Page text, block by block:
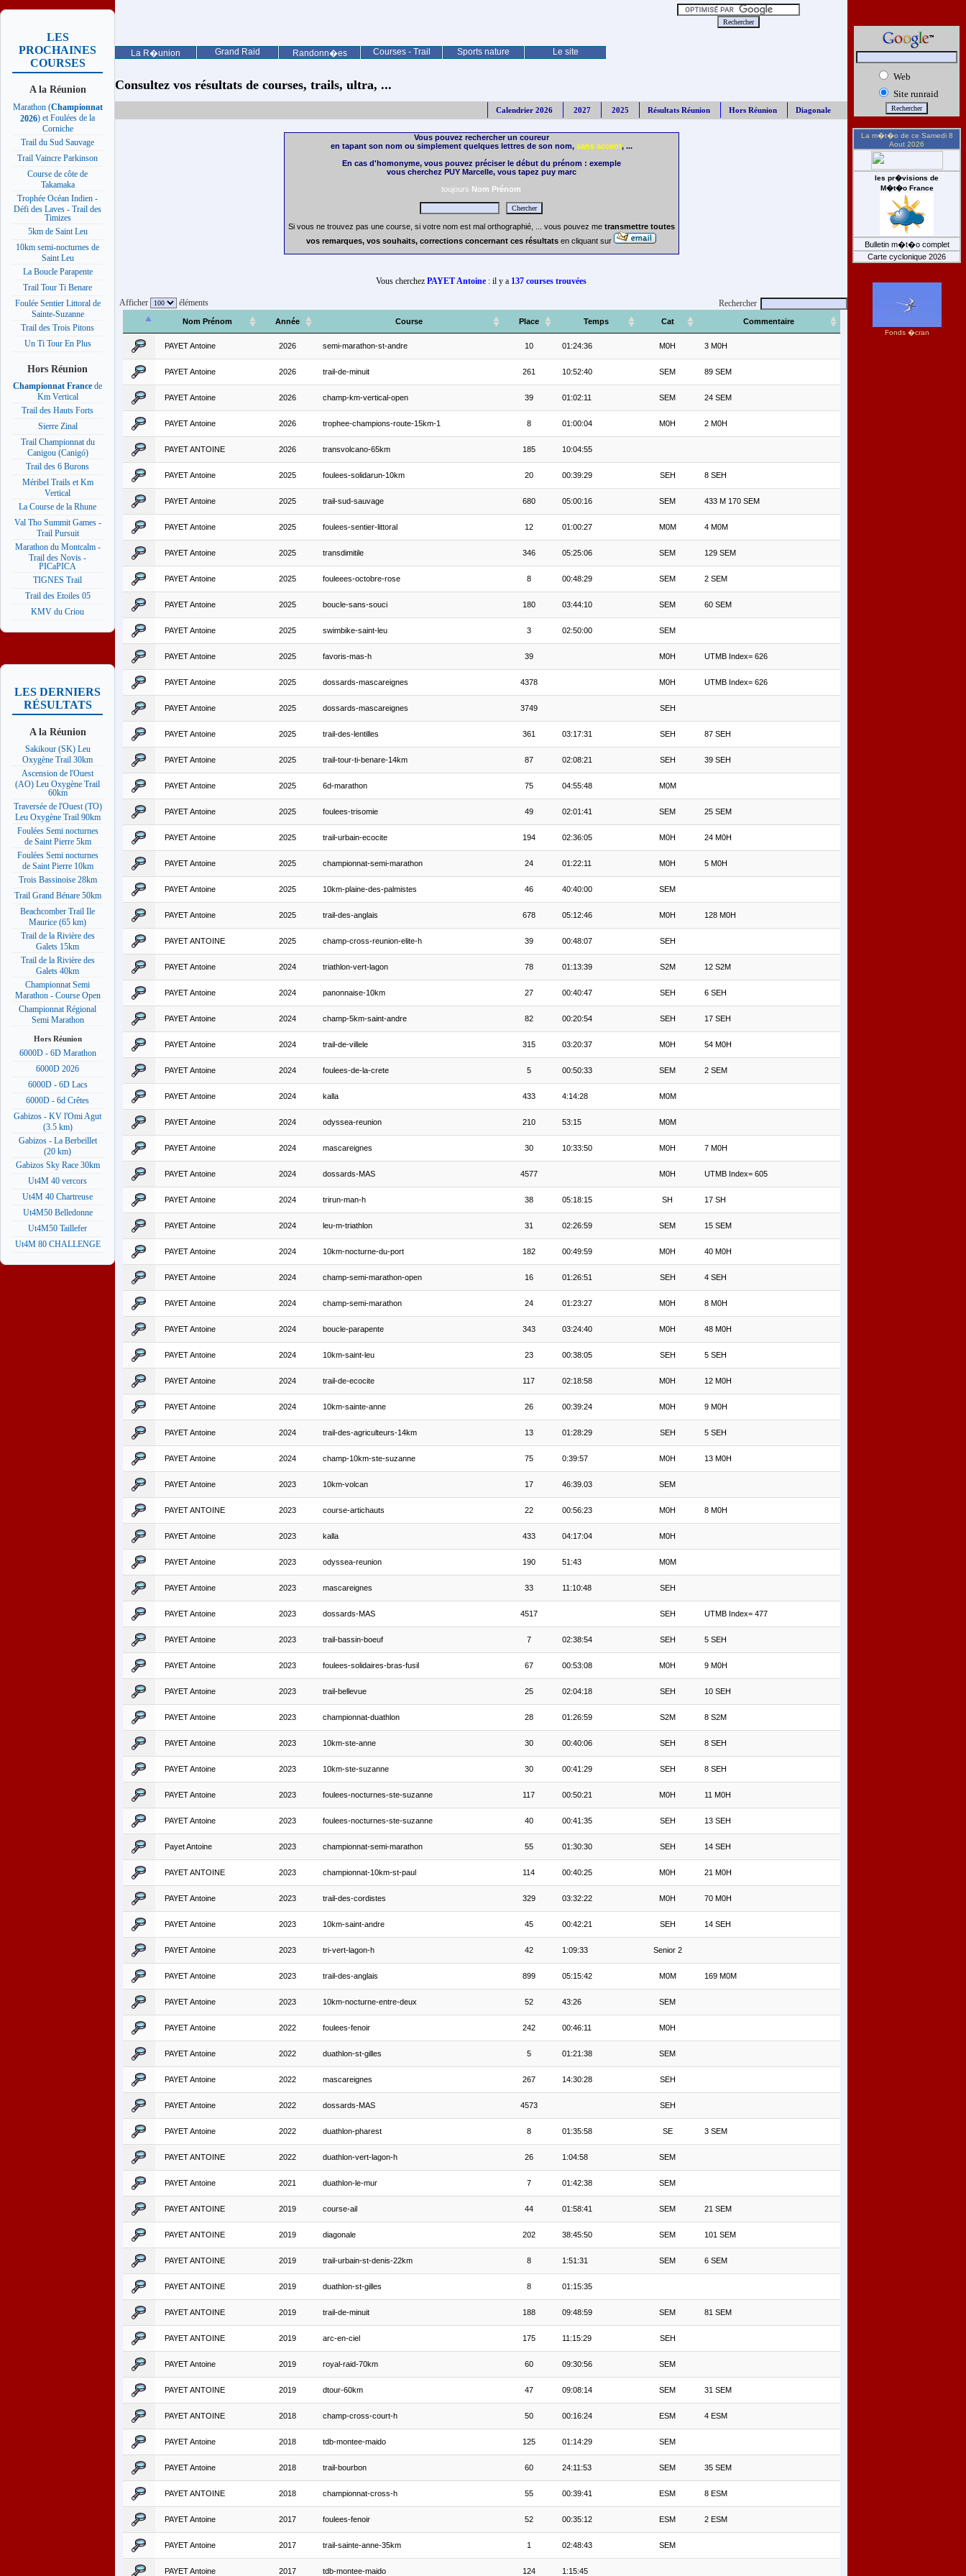
La R�union Grand Raid Randonn�es Courses - Trail Sports nature Le site
LES
PROCHAINES
COURSES
A la Réunion
Marathon (Championnat
2026) et Foulées de la
Corniche
Trail du Sud Sauvage
Trail Vaincre Parkinson
Course de côte de
Takamaka
Trophée Océan Indien -
Défi des Laves - Trail des
Timizes
5km de Saint Leu
10km semi-nocturnes de
Saint Leu
La Boucle Parapente
Trail Tour Ti Benare
Foulée Sentier Littoral de
Sainte-Suzanne
Trail des Trois Pitons
Un Ti Tour En Plus
Hors Réunion
Championnat France de
Km Vertical
Trail des Hauts Forts
Sierre Zinal
Trail Championnat du
Canigou (Canigó)
Trail des 6 Burons
Méribel Trails et Km
Vertical
La Course de la Rhune
Val Tho Summit Games -
Trail Pursuit
Marathon du Montcalm -
Trail des Novis -
PICaPICA
TIGNES Trail
Trail des Etoiles 05
KMV du Criou
LES DERNIERS
RÉSULTATS
A la Réunion
Sakikour (SK) Leu
Oxygène Trail 30km
Ascension de l'Ouest
(AO) Leu Oxygène Trail
60km
Traversée de l'Ouest (TO)
Leu Oxygène Trail 90km
Foulées Semi nocturnes
de Saint Pierre 5km
Foulées Semi nocturnes
de Saint Pierre 10km
Trois Bassinoise 28km
Trail Grand Bénare 50km
Beachcomber Trail Ile
Maurice (65 km)
Trail de la Rivière des
Galets 15km
Trail de la Rivière des
Galets 40km
Championnat Semi
Marathon - Course Open
Championnat Régional
Semi Marathon
Hors Réunion
6000D - 6D Marathon
6000D 2026
6000D - 6D Lacs
6000D - 6d Crêtes
Gabizos - KV l'Omi Agut
(3.5 km)
Gabizos - La Berbeillet
(20 km)
Gabizos Sky Race 30km
Ut4M 40 vercors
Ut4M 40 Chartreuse
Ut4M50 Belledonne
Ut4M50 Taillefer
Ut4M 80 CHALLENGE
Consultez vos résultats de courses, trails, ultra, ...
Calendrier 2026 2027 2025 Résultats Réunion Hors Réunion Diagonale
Vous pouvez rechercher un coureur
en tapant son nom ou simplement quelques lettres de son nom, sans accent, ...
En cas d'homonyme, vous pouvez préciser le début du prénom : exemple
vous cherchez PUY Marcelle, vous tapez puy marc
toujours Nom Prénom
Si vous ne trouvez pas une course, si votre nom est mal orthographié, ... vous pouvez me transmettre toutes
vos remarques, vos souhaits, corrections concernant ces résultats en cliquant sur
Vous cherchez PAYET Antoine : il y a 137 courses trouvées
Afficher éléments Rechercher
Nom Prénom Année Course Place Temps Cat Commentaire
PAYET Antoine 2026 semi-marathon-st-andre 10 01:24:36 M0H 3 M0H
PAYET Antoine 2026 trail-de-minuit 261 10:52:40 SEM 89 SEM
PAYET Antoine 2026 champ-km-vertical-open 39 01:02:11 SEM 24 SEM
PAYET Antoine 2026 trophee-champions-route-15km-1 8 01:00:04 M0H 2 M0H
PAYET ANTOINE 2026 transvolcano-65km 185 10:04:55
PAYET Antoine 2025 foulees-solidarun-10km 20 00:39:29 SEH 8 SEH
PAYET Antoine 2025 trail-sud-sauvage 680 05:00:16 SEM 433 M 170 SEM
PAYET Antoine 2025 foulees-sentier-littoral 12 01:00:27 M0M 4 M0M
PAYET Antoine 2025 transdimitile 346 05:25:06 SEM 129 SEM
PAYET Antoine 2025 fouleees-octobre-rose 8 00:48:29 SEM 2 SEM
PAYET Antoine 2025 boucle-sans-souci 180 03:44:10 SEM 60 SEM
PAYET Antoine 2025 swimbike-saint-leu 3 02:50:00 SEM
PAYET Antoine 2025 favoris-mas-h 39 M0H UTMB Index= 626
PAYET Antoine 2025 dossards-mascareignes 4378 M0H UTMB Index= 626
PAYET Antoine 2025 dossards-mascareignes 3749 SEH
PAYET Antoine 2025 trail-des-lentilles 361 03:17:31 SEH 87 SEH
PAYET Antoine 2025 trail-tour-ti-benare-14km 87 02:08:21 SEH 39 SEH
PAYET Antoine 2025 6d-marathon 75 04:55:48 M0M
PAYET Antoine 2025 foulees-trisomie 49 02:01:41 SEM 25 SEM
PAYET Antoine 2025 trail-urbain-ecocite 194 02:36:05 M0H 24 M0H
PAYET Antoine 2025 championnat-semi-marathon 24 01:22:11 M0H 5 M0H
PAYET Antoine 2025 10km-plaine-des-palmistes 46 40:40:00 SEM
PAYET Antoine 2025 trail-des-anglais 678 05:12:46 M0H 128 M0H
PAYET ANTOINE 2025 champ-cross-reunion-elite-h 39 00:48:07 SEH
PAYET Antoine 2024 triathlon-vert-lagon 78 01:13:39 S2M 12 S2M
PAYET Antoine 2024 panonnaise-10km 27 00:40:47 SEH 6 SEH
PAYET Antoine 2024 champ-5km-saint-andre 82 00:20:54 SEH 17 SEH
PAYET Antoine 2024 trail-de-villele 315 03:20:37 M0H 54 M0H
PAYET Antoine 2024 foulees-de-la-crete 5 00:50:33 SEM 2 SEM
PAYET Antoine 2024 kalla 433 4:14:28 M0M
PAYET Antoine 2024 odyssea-reunion 210 53:15 M0M
PAYET Antoine 2024 mascareignes 30 10:33:50 M0H 7 M0H
PAYET Antoine 2024 dossards-MAS 4577 M0H UTMB Index= 605
PAYET Antoine 2024 trirun-man-h 38 05:18:15 SH 17 SH
PAYET Antoine 2024 leu-m-triathlon 31 02:26:59 SEM 15 SEM
PAYET Antoine 2024 10km-nocturne-du-port 182 00:49:59 M0H 40 M0H
PAYET Antoine 2024 champ-semi-marathon-open 16 01:26:51 SEH 4 SEH
PAYET Antoine 2024 champ-semi-marathon 24 01:23:27 M0H 8 M0H
PAYET Antoine 2024 boucle-parapente 343 03:24:40 M0H 48 M0H
PAYET Antoine 2024 10km-saint-leu 23 00:38:05 SEH 5 SEH
PAYET Antoine 2024 trail-de-ecocite 117 02:18:58 M0H 12 M0H
PAYET Antoine 2024 10km-sainte-anne 26 00:39:24 M0H 9 M0H
PAYET Antoine 2024 trail-des-agriculteurs-14km 13 01:28:29 SEH 5 SEH
PAYET Antoine 2024 champ-10km-ste-suzanne 75 0:39:57 M0H 13 M0H
PAYET Antoine 2023 10km-volcan 17 46:39.03 SEM
PAYET ANTOINE 2023 course-artichauts 22 00:56:23 M0H 8 M0H
PAYET Antoine 2023 kalla 433 04:17:04 M0H
PAYET Antoine 2023 odyssea-reunion 190 51:43 M0M
PAYET Antoine 2023 mascareignes 33 11:10:48 SEH
PAYET Antoine 2023 dossards-MAS 4517 SEH UTMB Index= 477
PAYET Antoine 2023 trail-bassin-boeuf 7 02:38:54 SEH 5 SEH
PAYET Antoine 2023 foulees-solidaires-bras-fusil 67 00:53:08 M0H 9 M0H
PAYET Antoine 2023 trail-bellevue 25 02:04:18 SEH 10 SEH
PAYET Antoine 2023 championnat-duathlon 28 01:26:59 S2M 8 S2M
PAYET Antoine 2023 10km-ste-anne 30 00:40:06 SEH 8 SEH
PAYET Antoine 2023 10km-ste-suzanne 30 00:41:29 SEH 8 SEH
PAYET Antoine 2023 foulees-nocturnes-ste-suzanne 117 00:50:21 M0H 11 M0H
PAYET Antoine 2023 foulees-nocturnes-ste-suzanne 40 00:41:35 SEH 13 SEH
Payet Antoine 2023 championnat-semi-marathon 55 01:30:30 SEH 14 SEH
PAYET ANTOINE 2023 championnat-10km-st-paul 114 00:40:25 M0H 21 M0H
PAYET Antoine 2023 trail-des-cordistes 329 03:32:22 M0H 70 M0H
PAYET Antoine 2023 10km-saint-andre 45 00:42:21 SEH 14 SEH
PAYET Antoine 2023 tri-vert-lagon-h 42 1:09:33 Senior 2
PAYET Antoine 2023 trail-des-anglais 899 05:15:42 M0M 169 M0M
PAYET Antoine 2023 10km-nocturne-entre-deux 52 43:26 SEM
PAYET Antoine 2022 foulees-fenoir 242 00:46:11 M0H
PAYET Antoine 2022 duathlon-st-gilles 5 01:21:38 SEM
PAYET Antoine 2022 mascareignes 267 14:30:28 SEH
PAYET Antoine 2022 dossards-MAS 4573 SEH
PAYET Antoine 2022 duathlon-pharest 8 01:35:58 SE 3 SEM
PAYET ANTOINE 2022 duathlon-vert-lagon-h 26 1:04:58 SEM
PAYET Antoine 2021 duathlon-le-mur 7 01:42:38 SEM
PAYET ANTOINE 2019 course-ail 44 01:58:41 SEM 21 SEM
PAYET ANTOINE 2019 diagonale 202 38:45:50 SEM 101 SEM
PAYET ANTOINE 2019 trail-urbain-st-denis-22km 8 1:51:31 SEM 6 SEM
PAYET ANTOINE 2019 duathlon-st-gilles 8 01:15:35
PAYET ANTOINE 2019 trail-de-minuit 188 09:48:59 SEM 81 SEM
PAYET ANTOINE 2019 arc-en-ciel 175 11:15:29 SEH
PAYET Antoine 2019 royal-raid-70km 60 09:30:56 SEM
PAYET ANTOINE 2019 dtour-60km 47 09:08:14 SEM 31 SEM
PAYET ANTOINE 2018 champ-cross-court-h 50 00:16:24 ESM 4 ESM
PAYET Antoine 2018 tdb-montee-maido 125 01:14:29 SEM
PAYET Antoine 2018 trail-bourbon 60 24:11:53 SEM 35 SEM
PAYET ANTOINE 2018 championnat-cross-h 55 00:39:41 ESM 8 ESM
PAYET Antoine 2017 foulees-fenoir 52 00:35:12 ESM 2 ESM
PAYET Antoine 2017 trail-sainte-anne-35km 1 02:48:43 SEM
PAYET Antoine 2017 tdb-montee-maido 124 1:15:45
Web
Site runraid
La m�t�o de ce Samedi 8
Aout 2026
les pr�visions de
M�t�o France
Bulletin m�t�o complet
Carte cyclonique 2026
Fonds �cran